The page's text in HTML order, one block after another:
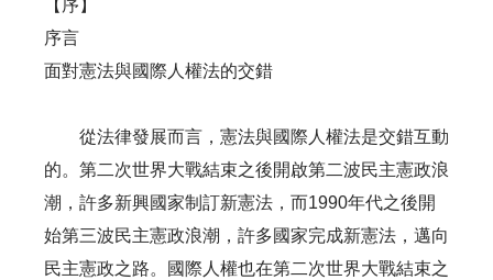
【序】
序言
面對憲法與國際人權法的交錯
從法律發展而言，憲法與國際人權法是交錯互動
的。第二次世界大戰結束之後開啟第二波民主憲政浪
潮，許多新興國家制訂新憲法，而1990年代之後開
始第三波民主憲政浪潮，許多國家完成新憲法，邁向
民主憲政之路。國際人權也在第二次世界大戰結束之